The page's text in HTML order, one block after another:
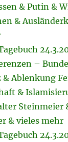
& Putin &
&
–
& Ablenkung
&
Steinmeier
& vieles mehr